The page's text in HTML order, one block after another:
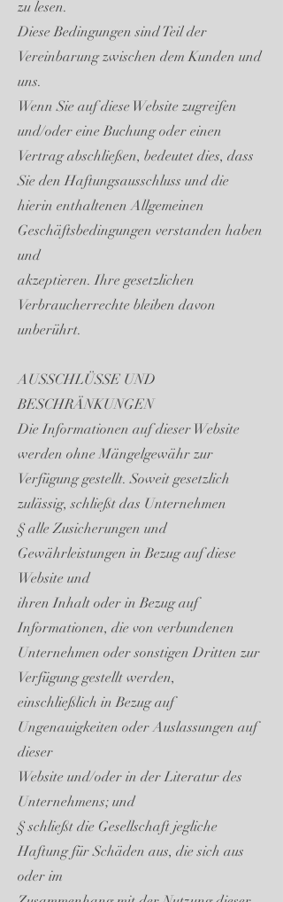
zu lesen.
Diese Bedingungen sind Teil der
Vereinbarung zwischen dem Kunden und
uns.
Wenn Sie auf diese Website zugreifen
und/oder eine Buchung oder einen
Vertrag abschließen, bedeutet dies, dass
Sie den Haftungsausschluss und die
hierin enthaltenen Allgemeinen
Geschäftsbedingungen verstanden haben
und
akzeptieren. Ihre gesetzlichen
Verbraucherrechte bleiben davon
unberührt.
AUSSCHLÜSSE UND
BESCHRÄNKUNGEN
Die Informationen auf dieser Website
werden ohne Mängelgewähr zur
Verfügung gestellt. Soweit gesetzlich
zulässig, schließt das Unternehmen
§ alle Zusicherungen und
Gewährleistungen in Bezug auf diese
Website und
ihren Inhalt oder in Bezug auf
Informationen, die von verbundenen
Unternehmen oder sonstigen Dritten zur
Verfügung gestellt werden,
einschließlich in Bezug auf
Ungenauigkeiten oder Auslassungen auf
dieser
Website und/oder in der Literatur des
Unternehmens; und
§ schließt die Gesellschaft jegliche
Haftung für Schäden aus, die sich aus
oder im